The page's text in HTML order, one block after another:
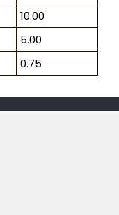
10.00
5.00
0.75